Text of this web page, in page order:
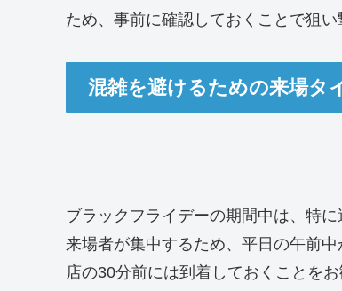
ため、事前に確認しておくことで狙い
混雑を避けるための来場タ
ブラックフライデーの期間中は、特
来場者が集中するため、平日の午前
店の30分前には到着しておくことを